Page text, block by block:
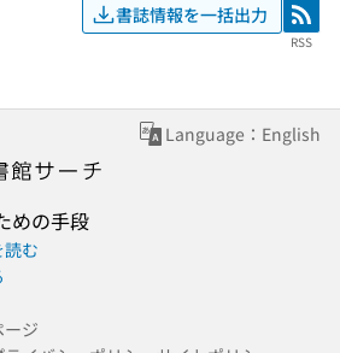
書誌情報を一括出力 RSS
RSS
Language：English
めの手段
む
ジ